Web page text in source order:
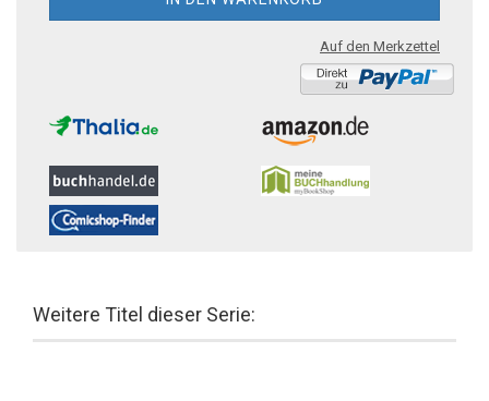
Auf den Merkzettel
Weitere Titel dieser Serie: